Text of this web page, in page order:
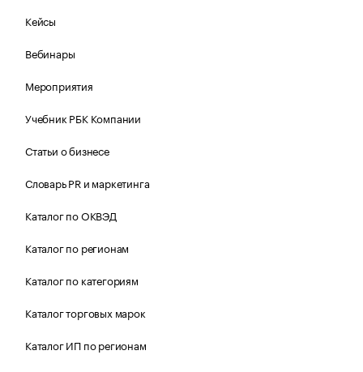
Кейсы
Вебинары
Мероприятия
Учебник РБК Компании
Статьи о бизнесе
Словарь PR и маркетинга
Каталог по ОКВЭД
Каталог по регионам
Каталог по категориям
Каталог торговых марок
Каталог ИП по регионам